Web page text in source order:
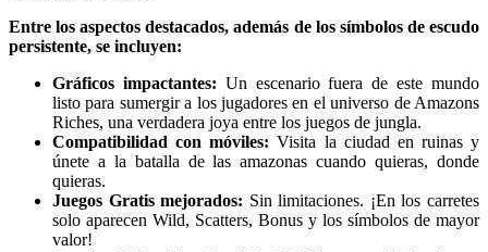
Entre los aspectos destacados, además de los símbolos de escudo
persistente, se incluyen:
Gráficos impactantes: Un escenario fuera de este mundo
listo para sumergir a los jugadores en el universo de Amazons
Riches, una verdadera joya entre los juegos de jungla.
Compatibilidad con móviles: Visita la ciudad en ruinas y
únete a la batalla de las amazonas cuando quieras, donde
quieras.
Juegos Gratis mejorados: Sin limitaciones. ¡En los carretes
solo aparecen Wild, Scatters, Bonus y los símbolos de mayor
valor!